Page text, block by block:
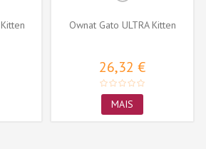
Ownat Gato ULTRA Kitten
26,32 €
MAIS